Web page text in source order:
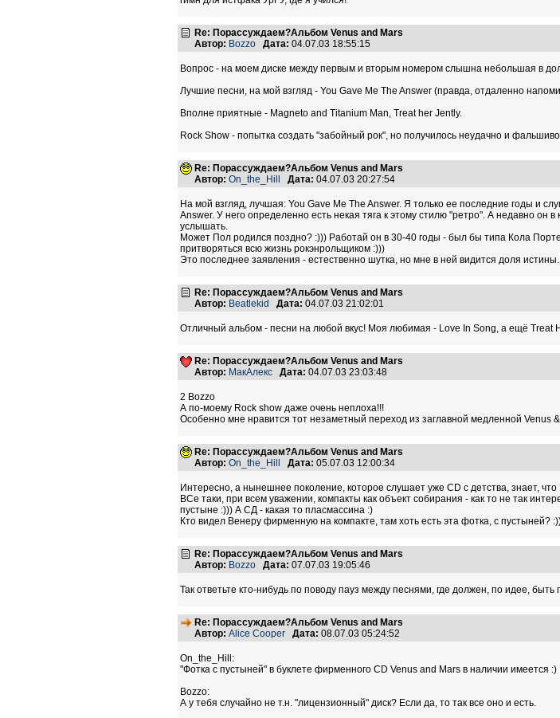
Re: Порассуждаем?Альбом Venus and Mars
Автор: Bozzo Дата: 04.07.03 18:55:15
Вопрос - на моем диске между первым и вторым номером слышна небольшая в
Лучшие песни, на мой взгляд - You Gave Me The Answer (правда, отдаленно
Вполне приятные - Magneto and Titanium Man, Treat her Jently.
Rock Show - попытка создать "забойный рок", но получилось неудачно и
Re: Порассуждаем?Альбом Venus and Mars
Автор: On_the_Hill Дата: 04.07.03 20:27:54
На мой взгляд, лучшая: You Gave Me The Answer. Я только ее последние годы и
Answer. У него определенно есть некая тяга к этому стилю "ретро". А недавно он
услышать.
Может Пол родился поздно? :))) Работай он в 30-40 годы - был бы типа Кола
притворяться всю жизнь рокэнрольщиком :)))
Это последнее заявления - естественно шутка, но мне в ней видится доля
Re: Порассуждаем?Альбом Venus and Mars
Автор: Beatlekid Дата: 04.07.03 21:02:01
Отличный альбом - песни на любой вкус! Моя любимая - Love In Song, а ещё Treat
Re: Порассуждаем?Альбом Venus and Mars
Автор: МакАлекс Дата: 04.07.03 23:03:48
2 Bozzo
А по-моему Rock show даже очень неплоха!!!
Особенно мне нравится тот незаметный переход из заглавной медленной Venus
Re: Порассуждаем?Альбом Venus and Mars
Автор: On_the_Hill Дата: 05.07.03 12:00:34
Интересно, а нынешнее поколение, которое слушает уже CD с детства, знает,
ВСе таки, при всем уважении, компакты как объект собирания - как то не так
пустыне :))) А СД - какая то пласмассина :)
Кто видел Венеру фирменную на компакте, там хоть есть эта фотка, с пустыней?
Re: Порассуждаем?Альбом Venus and Mars
Автор: Bozzo Дата: 07.07.03 19:05:46
Так ответьте кто-нибудь по поводу пауз между песнями, где должен, по идее,
Re: Порассуждаем?Альбом Venus and Mars
Автор: Alice Cooper Дата: 08.07.03 05:24:52
On_the_Hill:
"Фотка с пустыней" в буклете фирменного CD Venus and Mars в наличии имеется :)
Bozzo:
А у тебя случайно не т.н. "лицензионный" диск? Если да, то так все оно и есть.